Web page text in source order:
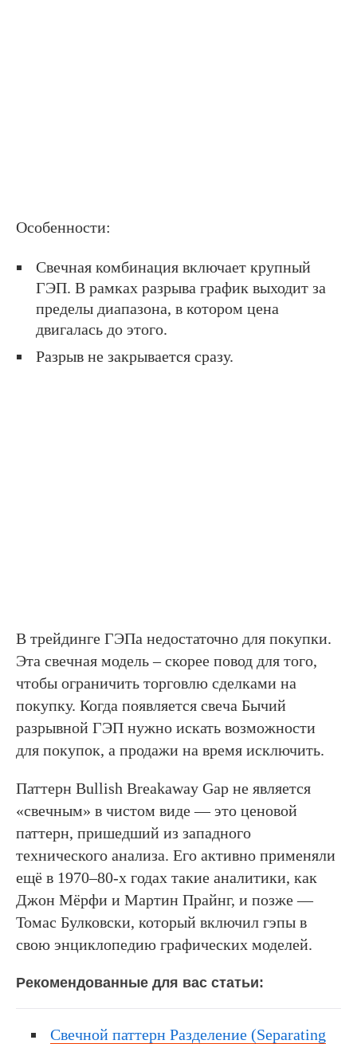
Особенности:
Свечная комбинация включает крупный
ГЭП. В рамках разрыва график выходит за
пределы диапазона, в котором цена
двигалась до этого.
Разрыв не закрывается сразу.
В трейдинге ГЭПа недостаточно для покупки.
Эта свечная модель – скорее повод для того,
чтобы ограничить торговлю сделками на
покупку. Когда появляется свеча Бычий
разрывной ГЭП нужно искать возможности
для покупок, а продажи на время исключить.
Паттерн Bullish Breakaway Gap не является
«свечным» в чистом виде — это ценовой
паттерн, пришедший из западного
технического анализа. Его активно применяли
ещё в 1970–80-х годах такие аналитики, как
Джон Мёрфи и Мартин Прайнг, и позже —
Томас Булковски, который включил гэпы в
свою энциклопедию графических моделей.
Рекомендованные для вас статьи:
Свечной паттерн Разделение (Separating